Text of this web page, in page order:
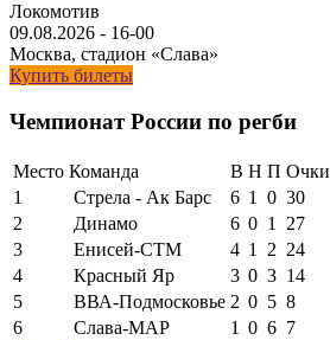
Локомотив
09.08.2026 - 16-00
Москва, стадион «Слава»
Купить билеты
Чемпионат России по регби
Место Команда В Н П Очки
1
Стрела - Ак Барс 6 1 0 30
2
Динамо 6 0 1
27
3
Енисей-СТМ 4 1 2 24
4
Красный Яр 3 0 3 14
5
ВВА-Подмосковье 2 0 5 8
6
Слава-МАР 1 0 6 7